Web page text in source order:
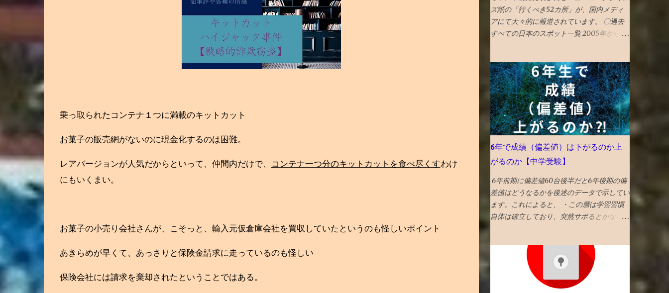
乗っ取られたコンテナ１つに満載のキットカット
お菓子の販売網がないのに現金化するのは困難。
レアバージョンが人気だからといって、仲間内だけで、 コンテナ一つ分のキットカットを食べ尽くすわけ
にもいくまい。
お菓子の小売り会社さんが、こそっと、輸入元仮倉庫会社を買収していたというのも怪しいポイント
あきらめが早くて、あっさりと保険金請求に走っているのも怪しい
保険会社には請求を棄却されたということではある。
ズ紙の「行くべき52カ所」が、国内メディ
アにて大々的に報道されています。 〇過去
すべての日本のスポット一覧 2005年から発
スポットを一覧で振り返ってみました。 （1
年間の週の数である「 52 」か所に固定され
たのは2014年から。） 〇2026年 17位 長
崎 核の脅威が再度クローズアップされた時
流を踏まえ、完全に破壊された広島と異な
り、市中心部が幸運にも残された長崎を’粘
り強く立ち直る都市’として選出。 駅前再開
発 の完成、大徳寺の 大クス 、 カステラ本家
福砂屋 、 コーヒー富士男 のミルクセーキ、
ジャズ喫茶マイルストーン、 グラバー園 、
梅ヶ枝 焼餅 きく水 を紹介。 46位 沖
縄 国際イベントや災害復興の観点を踏まえ
て選出される「５２箇所」なので、 火災か
ェスティバル や 伊江島ゆり祭り へ！とのこ
と 全文読めるギフトリンク2026記事 〇2025
年 30位 富山 出典：NYタイムズHP 2025
年に行くべき旅行先の 30番目に能登の玄関
6年で成績（偏差値）は下がるのか上
がるのか【中学受験】
6年前期に偏差値60台後半だと6年後期の偏
差値はどうなるかを後述のデータで示してい
ます。これによると、 ・この層は学習習慣
自体は確立しており、突然サボるとかならな
が平均 値 ・そういうなかで 偏差値3アップ
は爆上げ!これに成功する受験生は数% ・持
ち偏差値が５上がるのはあり得ない ・後期
模試は難化するので頭打ちだった層が高偏差